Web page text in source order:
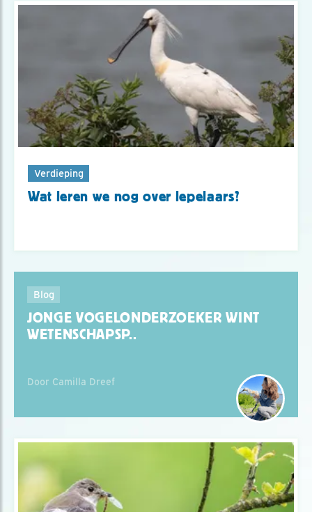
Verdieping
Wat leren we nog over lepelaars?
Blog
JONGE VOGELONDERZOEKER WINT
WETENSCHAPSP..
Door Camilla Dreef